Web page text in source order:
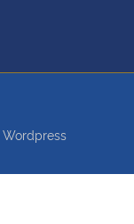
Wordpress